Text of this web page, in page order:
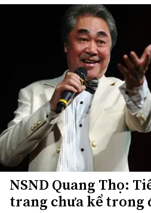
NSND Quang Thọ:
trang chưa kể trong